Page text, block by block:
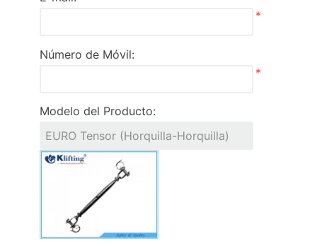
*
Número de Móvil:
*
Modelo del Producto: